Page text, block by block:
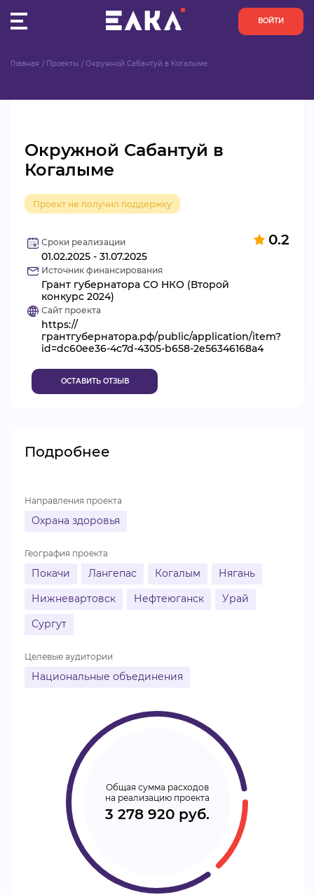
ВОЙТИ
ОРГАНИЗАЦИИ
АНАЛИТИКА
БАЗА ЗНАНИЙ
ВИДЕОКУРСЫ
Главная Проекты Окружной Сабантуй в Когалыме
Окружной Сабантуй в
Когалыме
Проект не получил поддержку
0.2
Сроки реализации
01.02.2025 - 31.07.2025
Источник финансирования
Грант губернатора СО НКО (Второй
конкурс 2024)
Сайт проекта
https://
грантгубернатора.рф/public/application/item?
id=dc60ee36-4c7d-4305-b658-2e56346168a4
ОСТАВИТЬ ОТЗЫВ
Подробнее
Направления проекта
Охрана здоровья
География проекта
Покачи Лангепас Когалым
Нягань
Нижневартовск
Нефтеюганск
Урай
Сургут
Целевые аудитории
Национальные объединения
Общая сумма расходов
на реализацию проекта
3 278 920 руб.